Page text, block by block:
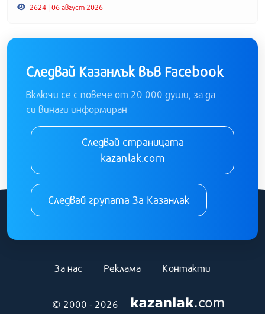
2624 | 06 август 2026
Следвай Казанлък във Facebook
Включи се с повече от 20 000 души, за да
си винаги информиран
Следвай страницата
kazanlak.com
Следвай групата За Казанлак
© 2000 - 2026
За нас Реклама Контакти